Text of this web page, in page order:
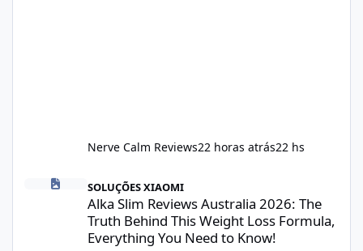
Nerve Calm Reviews22 horas atrás22 hs
Alka Slim Reviews Australia 2026: The Truth Behind This
SOLUÇÕES XIAOMI
Alka Slim Reviews Australia 2026: The
Truth Behind This Weight Loss Formula,
Everything You Need to Know!